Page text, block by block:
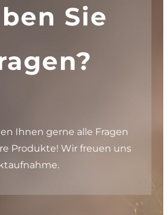
Sie
Ihnen gerne alle Fragen
Produkte! Wir freuen uns